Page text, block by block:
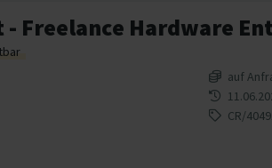
Freelance Hardware
auf
CR/